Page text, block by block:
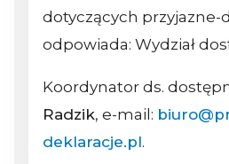
dotyczących przyjazne-
odpowiada: Wydział
Koordynator ds.
Radzik, e-mail:
deklaracje.pl.